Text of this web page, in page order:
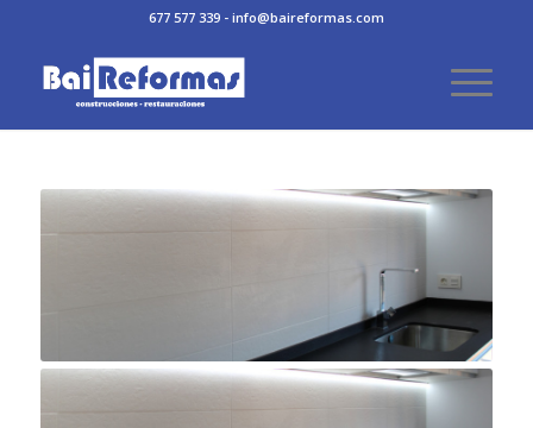
677 577 339 - info@baireformas.com